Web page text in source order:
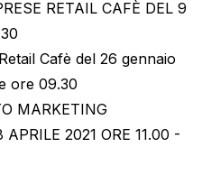
RETAIL CAFÈ DEL 9
Cafè del 26 gennaio
ore 09.30
MARKETING
2021 ORE 11.00 -